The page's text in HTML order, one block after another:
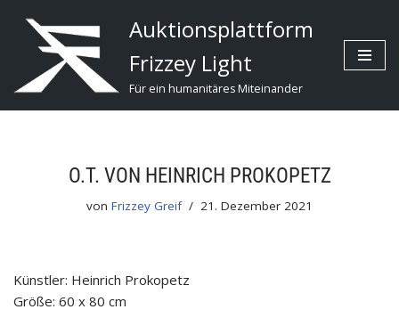
Zum
Inhalt
Auktionsplattform
Frizzey Light
Für ein humanitäres Miteinander
O.T. VON HEINRICH PROKOPETZ
von Frizzey Greif 21. Dezember 2021
Künstler: Heinrich Prokopetz
Größe: 60 x 80 cm